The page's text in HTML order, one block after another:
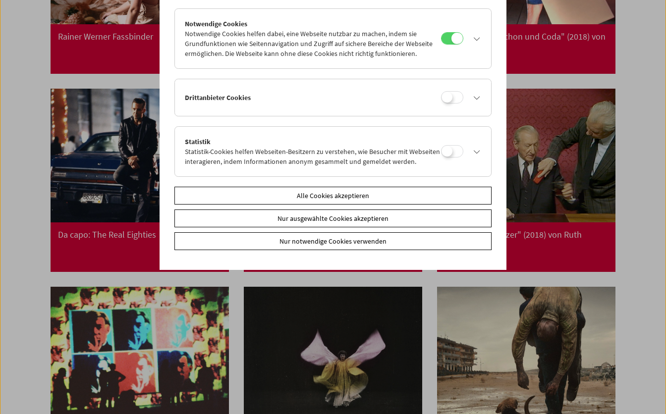
Rainer Werner Fassbinder
Land der Vernichtung
Filme über die Konzentrationslager 1945-
1989
Da capo: "Triptychon und Coda" (2018) von
Michael Pilz
Da capo: The Real Eighties In person: Deborah Stratman
"Waldheims Walzer" (2018) von Ruth
Notwendige Cookies
Notwendige Cookies helfen dabei, eine Webseite nutzbar zu machen, indem sie
Grundfunktionen wie Seitennavigation und Zugriff auf sichere Bereiche der Webseite
ermöglichen. Die Webseite kann ohne diese Cookies nicht richtig funktionieren.
Drittanbieter Cookies
Statistik
Statistik-Cookies helfen Webseiten-Besitzern zu verstehen, wie Besucher mit Webseiten
interagieren, indem Informationen anonym gesammelt und gemeldet werden.
Alle Cookies akzeptieren
Nur ausgewählte Cookies akzeptieren
Nur notwendige Cookies verwenden